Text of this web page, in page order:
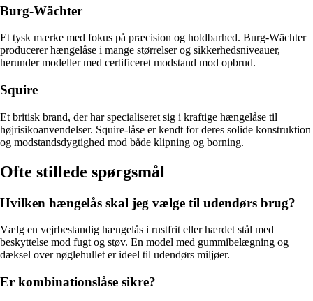
Burg-Wächter
Et tysk mærke med fokus på præcision og holdbarhed. Burg-Wächter
producerer hængelåse i mange størrelser og sikkerhedsniveauer,
herunder modeller med certificeret modstand mod opbrud.
Squire
Et britisk brand, der har specialiseret sig i kraftige hængelåse til
højrisikoanvendelser. Squire-låse er kendt for deres solide konstruktion
og modstandsdygtighed mod både klipning og borning.
Ofte stillede spørgsmål
Hvilken hængelås skal jeg vælge til udendørs brug?
Vælg en vejrbestandig hængelås i rustfrit eller hærdet stål med
beskyttelse mod fugt og støv. En model med gummibelægning og
dæksel over nøglehullet er ideel til udendørs miljøer.
Er kombinationslåse sikre?